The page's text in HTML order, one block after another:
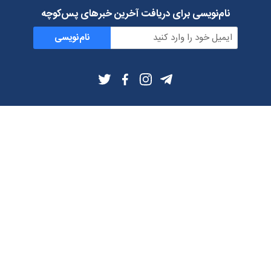
نام‌نویسی برای دریافت آخرین خبرهای پس‌کوچه
نام‌نویسی